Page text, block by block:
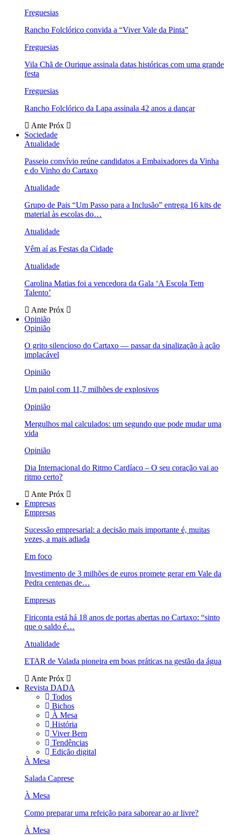
Freguesias
Rancho Folclórico convida a “Viver Vale da Pinta”
Freguesias
Vila Chã de Ourique assinala datas históricas com uma grande
festa
Freguesias
Rancho Folclórico da Lapa assinala 42 anos a dançar
Ante Próx
Sociedade
Atualidade
Passeio convívio reúne candidatos a Embaixadores da Vinha
e do Vinho do Cartaxo
Atualidade
Grupo de Pais “Um Passo para a Inclusão” entrega 16 kits de
material às escolas do…
Atualidade
Vêm aí as Festas da Cidade
Atualidade
Carolina Matias foi a vencedora da Gala ‘A Escola Tem
Talento’
Ante Próx
Opinião
Opinião
O grito silencioso do Cartaxo — passar da sinalização à ação
implacável
Opinião
Um paiol com 11,7 milhões de explosivos
Opinião
Mergulhos mal calculados: um segundo que pode mudar uma
vida
Opinião
Dia Internacional do Ritmo Cardíaco – O seu coração vai ao
ritmo certo?
Ante Próx
Empresas
Empresas
Sucessão empresarial: a decisão mais importante é, muitas
vezes, a mais adiada
Em foco
Investimento de 3 milhões de euros promete gerar em Vale da
Pedra centenas de…
Empresas
Firiconta está há 18 anos de portas abertas no Cartaxo: “sinto
que o saldo é…
Atualidade
ETAR de Valada pioneira em boas práticas na gestão da água
Ante Próx
Revista DADA
Todos
Bichos
À Mesa
História
Viver Bem
Tendências
Edição digital
À Mesa
Salada Caprese
À Mesa
Como preparar uma refeição para saborear ao ar livre?
À Mesa